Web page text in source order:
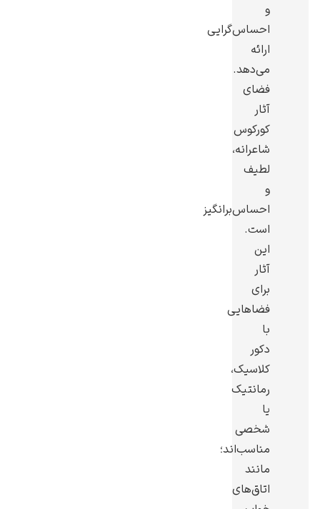
پرفروش‌ترین
تابلوها
و
احساس‌گرایی
ارائه
می‌دهد.
فضای
آثار
کورکوس
شاعرانه،
لطیف
و
احساس‌برانگیز
است.
این
آثار
برای
فضاهایی
با
دکور
کلاسیک،
رمانتیک
یا
شخصی
مناسب‌اند؛
مانند
اتاق‌های